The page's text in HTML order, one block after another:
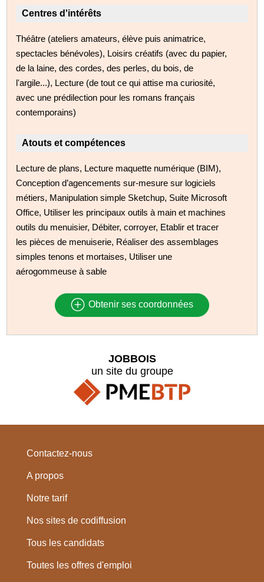
Centres d'intérêts
Théâtre (ateliers amateurs, élève puis animatrice,
spectacles bénévoles), Loisirs créatifs (avec du papier,
de la laine, des cordes, des perles, du bois, de
l'argile...), Lecture (de tout ce qui attise ma curiosité,
avec une prédilection pour les romans français
contemporains)
Atouts et compétences
Lecture de plans, Lecture maquette numérique (BIM),
Conception d’agencements sur-mesure sur logiciels
métiers, Manipulation simple Sketchup, Suite Microsoft
Office, Utiliser les principaux outils à main et machines
outils du menuisier, Débiter, corroyer, Etablir et tracer
les pièces de menuiserie, Réaliser des assemblages
simples tenons et mortaises, Utiliser une
aérogommeuse à sable
Obtenir ses coordonnées
JOBBOIS
un site du groupe
Contactez-nous
A propos
Notre tarif
Nos sites de codiffusion
Tous les candidats
Toutes les offres d'emploi